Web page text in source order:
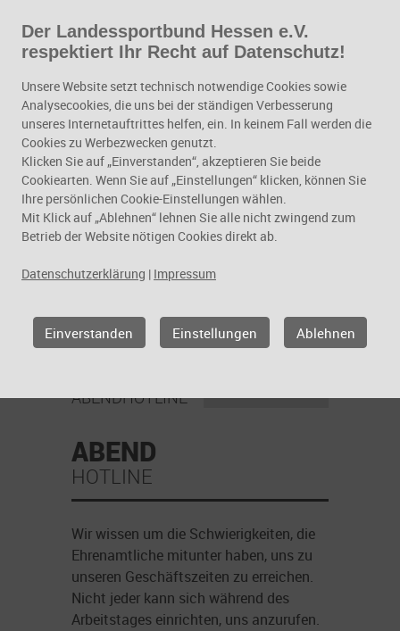
Zum Hauptinhalt springen
Vereinsmanagement
Vereinsmanagement
Abendhotline
ABENDHOTLINE
ABEND
HOTLINE
Wir wissen um die Schwierigkeiten, die
Ehrenamtliche mitunter haben, uns zu
unseren Geschäftszeiten zu erreichen.
Nicht jeder kann sich während des
Arbeitstages einrichten, uns anzurufen.
Der Landessportbund Hessen e.V.
respektiert Ihr Recht auf Datenschutz!
Unsere Website setzt technisch notwendige Cookies sowie
Analysecookies, die uns bei der ständigen Verbesserung
unseres Internetauftrittes helfen, ein. In keinem Fall werden die
Cookies zu Werbezwecken genutzt.
Klicken Sie auf „Einverstanden“, akzeptieren Sie beide
Cookiearten. Wenn Sie auf „Einstellungen“ klicken, können Sie
Ihre persönlichen Cookie-Einstellungen wählen.
Mit Klick auf „Ablehnen“ lehnen Sie alle nicht zwingend zum
Betrieb der Website nötigen Cookies direkt ab.
Datenschutzerklärung | Impressum
Einverstanden Einstellungen Ablehnen